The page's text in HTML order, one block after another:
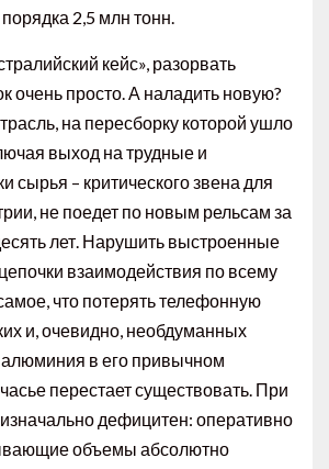
2,5 млн тонн.
кейс», разорвать
очень просто. А наладить новую?
на пересборку которой ушло
выход на трудные и
сырья – критического звена для
не поедет по новым рельсам за
лет. Нарушить выстроенные
взаимодействия по всему
что потерять телефонную
и, очевидно, необдуманных
в его привычном
перестает существовать. При
дефицитен: оперативно
объемы абсолютно